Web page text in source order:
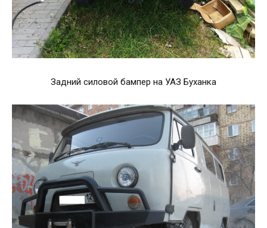
Задний силовой бампер на УАЗ Буханка